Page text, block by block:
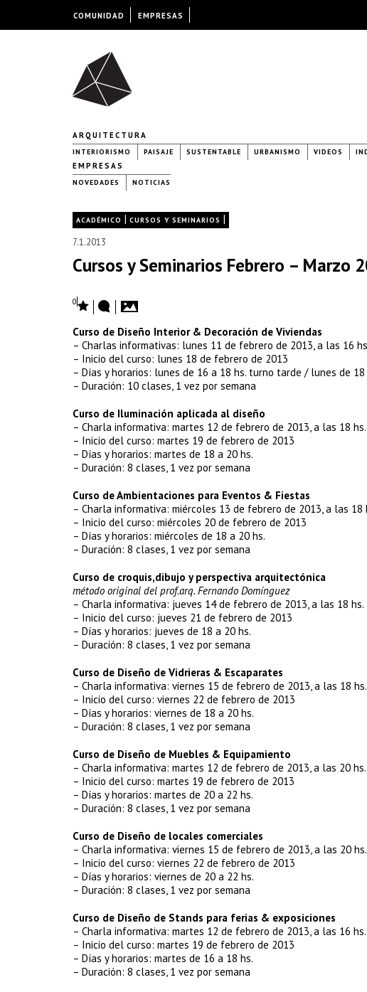
ARQUITECTURA
INTERIORISMO PAISAJE SUSTENTABLE URBANISMO VIDEOS
EMPRESAS
NOVEDADES NOTICIAS
ACADÉMICO | CURSOS Y SEMINARIOS |
7.1.2013
Cursos y Seminarios Febrero – Marzo
0
Curso de Diseño Interior & Decoración de Viviendas
– Charlas informativas: lunes 11 de febrero de 2013, a las 16
– Inicio del curso: lunes 18 de febrero de 2013
– Días y horarios: lunes de 16 a 18 hs. turno tarde / lunes de
– Duración: 10 clases, 1 vez por semana
Curso de Iluminación aplicada al diseño
– Charla informativa: martes 12 de febrero de 2013, a las 18 hs.
– Inicio del curso: martes 19 de febrero de 2013
– Días y horarios: martes de 18 a 20 hs.
– Duración: 8 clases, 1 vez por semana
Curso de Ambientaciones para Eventos & Fiestas
– Charla informativa: miércoles 13 de febrero de 2013, a las 18
– Inicio del curso: miércoles 20 de febrero de 2013
– Días y horarios: miércoles de 18 a 20 hs.
– Duración: 8 clases, 1 vez por semana
Curso de croquis,dibujo y perspectiva arquitectónica
método original del prof.arq. Fernando Domínguez
– Charla informativa: jueves 14 de febrero de 2013, a las 18 hs.
– Inicio del curso: jueves 21 de febrero de 2013
– Días y horarios: jueves de 18 a 20 hs.
– Duración: 8 clases, 1 vez por semana
Curso de Diseño de Vidrieras & Escaparates
– Charla informativa: viernes 15 de febrero de 2013, a las 18 hs.
– Inicio del curso: viernes 22 de febrero de 2013
– Días y horarios: viernes de 18 a 20 hs.
– Duración: 8 clases, 1 vez por semana
Curso de Diseño de Muebles & Equipamiento
– Charla informativa: martes 12 de febrero de 2013, a las 20 hs.
– Inicio del curso: martes 19 de febrero de 2013
– Días y horarios: martes de 20 a 22 hs.
– Duración: 8 clases, 1 vez por semana
Curso de Diseño de locales comerciales
– Charla informativa: viernes 15 de febrero de 2013, a las 20 hs.
– Inicio del curso: viernes 22 de febrero de 2013
– Días y horarios: viernes de 20 a 22 hs.
– Duración: 8 clases, 1 vez por semana
Curso de Diseño de Stands para ferias & exposiciones
– Charla informativa: martes 12 de febrero de 2013, a las 16 hs.
– Inicio del curso: martes 19 de febrero de 2013
– Días y horarios: martes de 16 a 18 hs.
– Duración: 8 clases, 1 vez por semana
COMUNIDAD EMPRESAS